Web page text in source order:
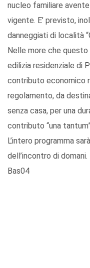
nucleo familiare
vigente. E’ previsto,
danneggiati di località
Nelle more che questo
edilizia residenziale di
contributo economico
regolamento, da
senza casa, per una
contributo “una
L’intero programma
dell’incontro di domani.
Bas04